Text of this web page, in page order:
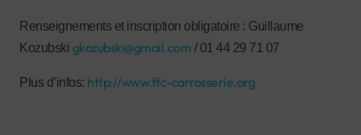
Renseignements et inscription obligatoire : Guillaume
Kozubski gkozubski@gmail.com / 01 44 29 71 07
Plus d’infos: http://www.ffc-carrosserie.org